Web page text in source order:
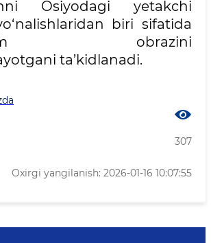
Osiyodagi yetakchi
biri sifatida
obrazini
ta’kidlanadi.
307
Oxirgi yangilanish: 2026-01-16 10:07:55